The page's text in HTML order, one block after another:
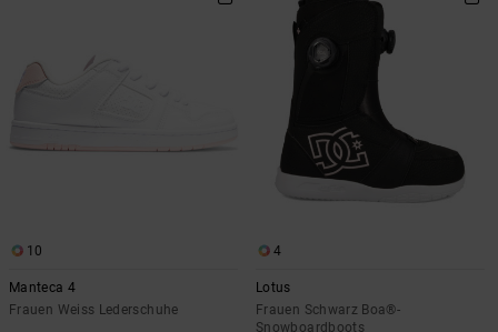
10
Manteca 4
Frauen Weiss Lederschuhe
4
Lotus
Frauen Schwarz Boa®-
Snowboardboots